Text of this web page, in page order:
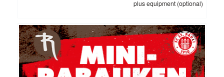
plus equipment (optional)